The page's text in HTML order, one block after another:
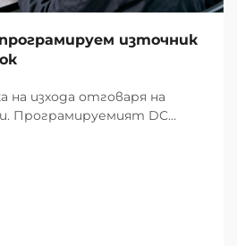
източник
на изхода отговаря на
Програмируемият DC
традиционните